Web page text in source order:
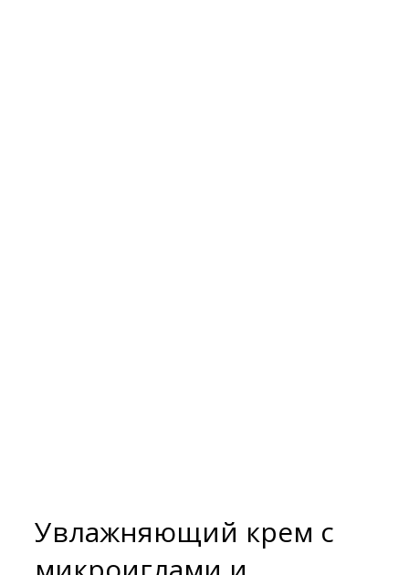
Увлажняющий крем с